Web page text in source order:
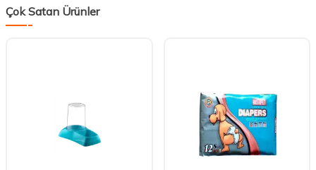
Çok Satan Ürünler